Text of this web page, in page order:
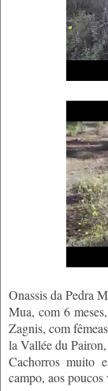
Onassis da Pedra
Mua, com 6
Zagnis, com
la Vallée du
Cachorros muito
campo, aos poucos